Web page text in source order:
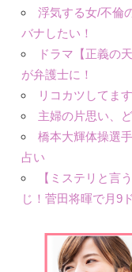
浮気する女/不倫
バナしたい！
ドラマ【正義の
が弁護士に！
リコカツしてま
主婦の片思い、
橋本大輝体操選
占い
【ミステリと言
じ！菅田将暉で月9